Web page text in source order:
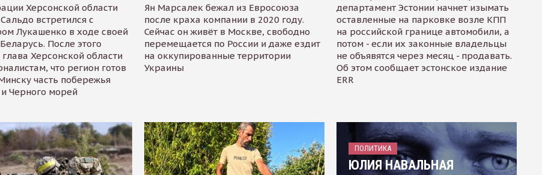
Херсонской области
встретился с
Лукашенко в ходе своей
После этого
Херсонской области
что регион готов
часть побережья
Черного морей
Ян Марсалек бежал из Евросоюза
после краха компании в 2020 году.
Сейчас он живёт в Москве, свободно
перемещается по России и даже ездит
на оккупированные территории
Украины
департамент Эстонии начнет изымать
оставленные на парковке возле КПП
на российской границе автомобили, а
потом - если их законные владельцы
не объявятся через месяц - продавать.
Об этом сообщает эстонское издание
ERR
ПОЛИТИКА
ЮЛИЯ НАВАЛЬНАЯ